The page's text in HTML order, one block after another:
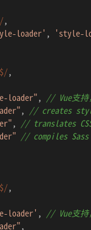
,
loader', 'style-
,
loader", // Vue支持
, // creates
, // translates CSS
// compiles
,
loader', // Vue支持
,